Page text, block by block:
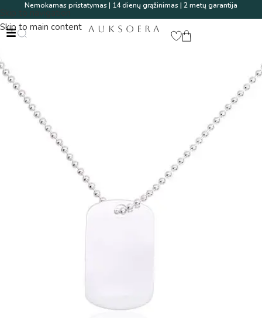
Skip to navigation
Skip to main content
Nemokamas pristatymas | 14 dienų grąžinimas | 2 metų garantija
AUKSOERA